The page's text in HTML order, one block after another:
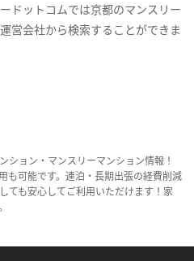
ドットコムでは京都のマンスリー
営会社から検索することができま
ション・マンスリーマンション情報！
も可能です。連泊・長期出張の経費削減
ても安心してご利用いただけます！家